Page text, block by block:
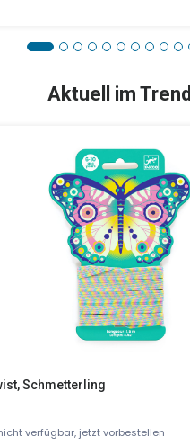
Aktuell im Trend
Schmetterling
verfügbar, jetzt vorbestellen